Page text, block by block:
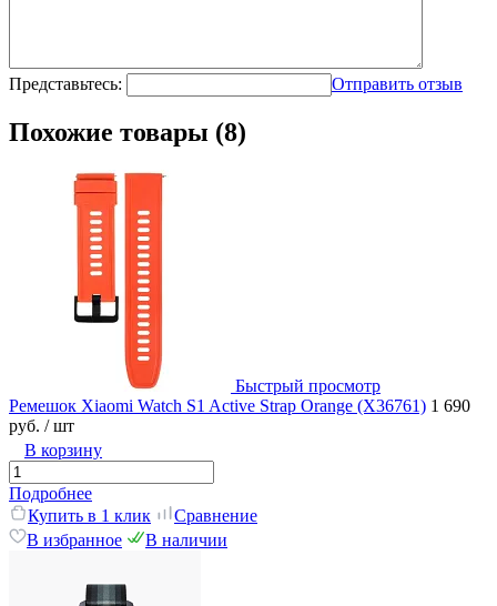
Представьтесь: Отправить отзыв
Похожие товары (8)
Быстрый просмотр
Ремешок Xiaomi Watch S1 Active Strap Orange (X36761) 1 690
руб. / шт
В корзину
Подробнее
Купить в 1 клик
Сравнение
В избранное
В наличии